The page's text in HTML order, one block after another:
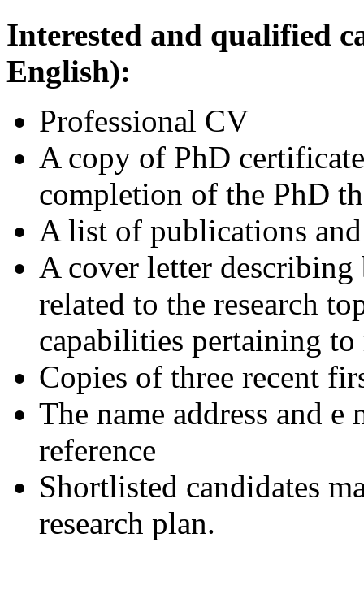
Interested and qualified
English):
Professional CV
A copy of PhD
completion of the PhD
A list of publications
A cover letter
related to the research
capabilities pertaining to
Copies of three recent
The name address and e
reference
Shortlisted candidates
research plan.